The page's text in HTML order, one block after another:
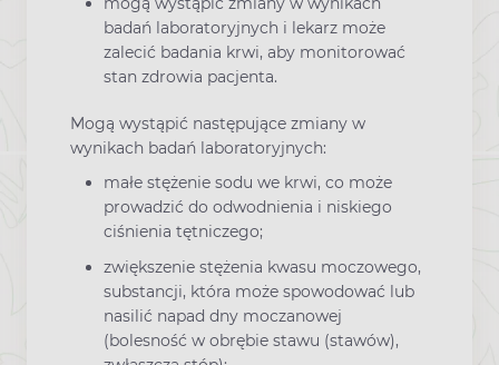
badań laboratoryjnych i lekarz może
zalecić badania krwi, aby monitorować
stan zdrowia pacjenta.
Mogą wystąpić następujące zmiany w
wynikach badań laboratoryjnych:
małe stężenie sodu we krwi, co może
prowadzić do odwodnienia i niskiego
ciśnienia tętniczego;
zwiększenie stężenia kwasu moczowego,
substancji, która może spowodować lub
nasilić napad dny moczanowej
(bolesność w obrębie stawu (stawów),